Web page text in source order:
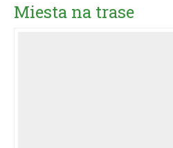
Miesta na trase